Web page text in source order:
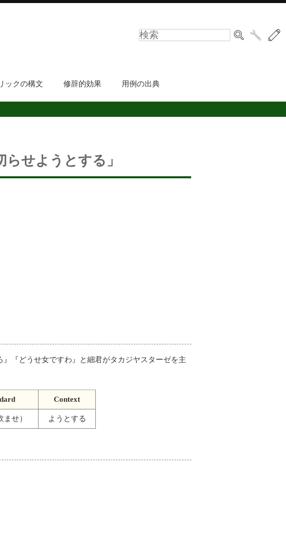
ックの構文 修辞的効果 用例の出典
せようとする」
『どうせ女ですわ』と細君がタカジヤスターゼを主
Context
ませ） ようとする